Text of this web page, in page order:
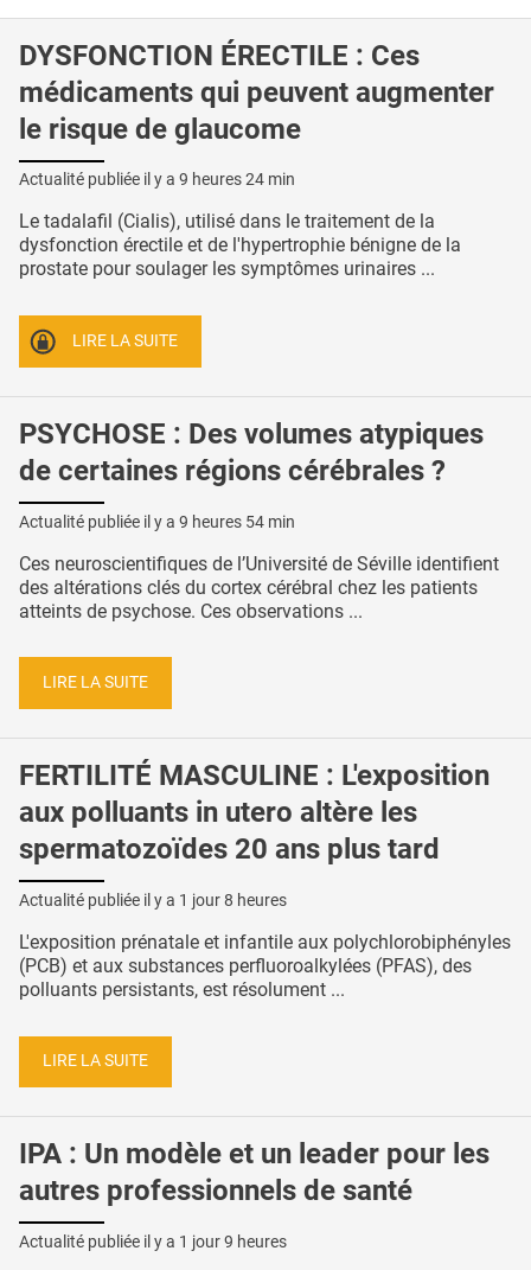
DYSFONCTION ÉRECTILE : Ces
médicaments qui peuvent augmenter
le risque de glaucome
Actualité publiée il y a 9 heures 24 min
Le tadalafil (Cialis), utilisé dans le traitement de la
dysfonction érectile et de l'hypertrophie bénigne de la
prostate pour soulager les symptômes urinaires ...
LIRE LA SUITE
PSYCHOSE : Des volumes atypiques
de certaines régions cérébrales ?
Actualité publiée il y a 9 heures 54 min
Ces neuroscientifiques de l’Université de Séville identifient
des altérations clés du cortex cérébral chez les patients
atteints de psychose. Ces observations ...
LIRE LA SUITE
FERTILITÉ MASCULINE : L'exposition
aux polluants in utero altère les
spermatozoïdes 20 ans plus tard
Actualité publiée il y a 1 jour 8 heures
L'exposition prénatale et infantile aux polychlorobiphényles
(PCB) et aux substances perfluoroalkylées (PFAS), des
polluants persistants, est résolument ...
LIRE LA SUITE
IPA : Un modèle et un leader pour les
autres professionnels de santé
Actualité publiée il y a 1 jour 9 heures